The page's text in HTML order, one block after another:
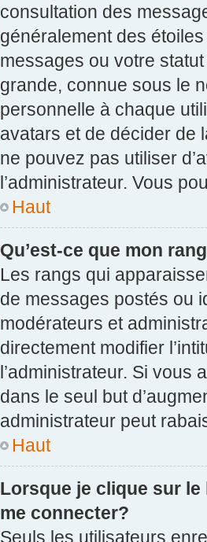
consultation des
généralement des
messages ou votre
grande, connue sous le
personnelle à chaque
avatars et de décider de
ne pouvez pas utiliser
l’administrateur. Vous
Haut
Qu’est-ce que mon
Les rangs qui
de messages postés ou
modérateurs et
directement modifier
l’administrateur. Si vous
dans le seul but
administrateur peut
Haut
Lorsque je clique sur
me connecter?
Seuls les utilisateurs